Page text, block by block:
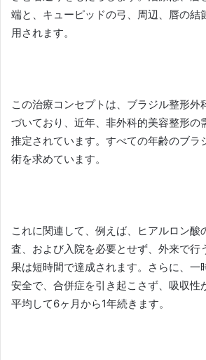
端と、キューピッドの弓、周辺、唇の結
用されます。
この治療コンセプトは、ブラジル整形外
づいており、近年、非外科的美容整形の
推定されています。 すべての年齢のブラ
術を求めています。
これに関連して、例えば、ヒアルロン酸
査、および入院を必要とせず、外来で行
果は短時間で達成されます。
さらに、一
安全で、合併症を引き起こさず、吸収性
平均して6ヶ月から1年続きます。